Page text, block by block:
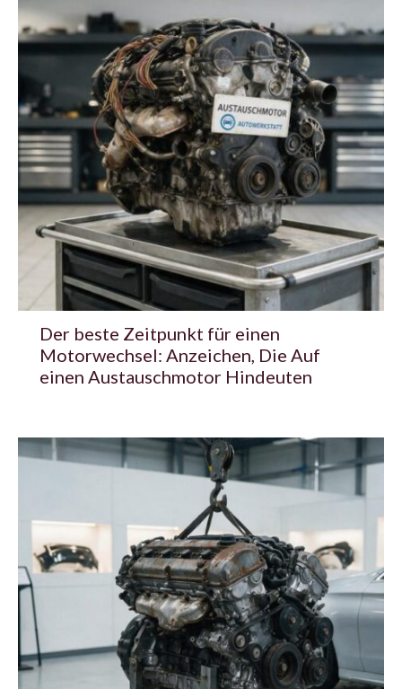
Der beste Zeitpunkt für einen
Motorwechsel: Anzeichen, Die Auf
einen Austauschmotor Hindeuten